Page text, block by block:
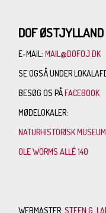
DOF ØSTJYLLAND
E-MAIL:MAIL@DOFOJ.DK
SE OGSÅ UNDER
BESØG OS PÅFACEBOOK
MØDELOKALER:
NATURHISTORISK
OLE WORMS ALLÉ 140
WEBMASTER:STEEN G.